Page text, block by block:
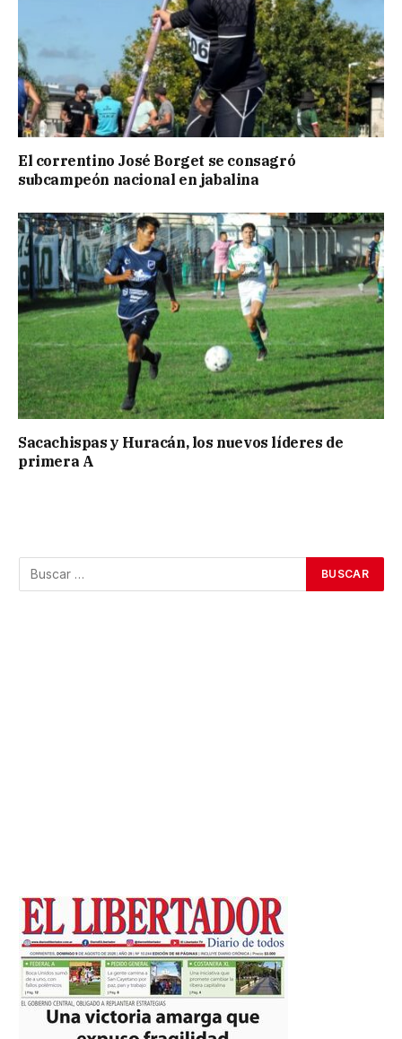
El correntino José Borget se consagró
subcampeón nacional en jabalina
Sacachispas y Huracán, los nuevos líderes de
primera A